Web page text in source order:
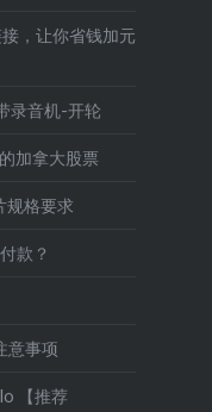
，让你省钱加元
录音机-开轮
加拿大股票
规格要求
款？
意事项
【推荐